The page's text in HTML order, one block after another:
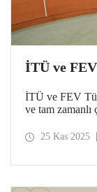
İTÜ ve
İTÜ ve FEV
ve tam zamanlı
fırsatlarının
25 Kas 2025